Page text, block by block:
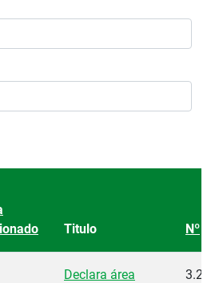
Titulo Nº
Declara área